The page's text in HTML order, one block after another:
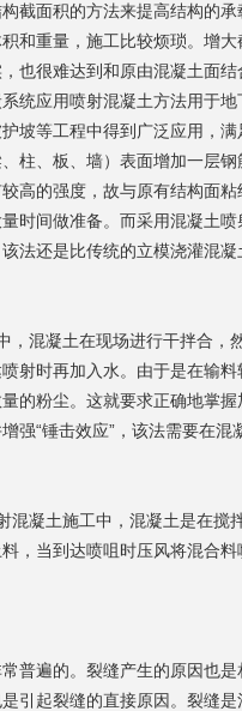
截面积的方法来提高结构的
和重量，施工比较烦琐。增
也很难达到和原由混凝土面
统应用喷射混凝土方法用于
坡等工程中得到广泛应用，
柱、板、墙）表面增加一层
高的强度，故与原有结构面
时间做准备。而采用混凝土
法还是比传统的立模浇灌混
，混凝土在现场进行干拌合
射时再加入水。由于是在输
的粉尘。这就要求正确地掌
强“锤击效应”，该法需要在
混凝土施工中，混凝土是在搅
，当到达喷咀时压风将混合料
普遍的。裂缝产生的原因也
引起裂缝的直接原因。裂缝